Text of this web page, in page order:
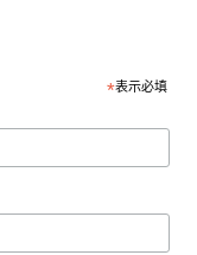
*表示必填